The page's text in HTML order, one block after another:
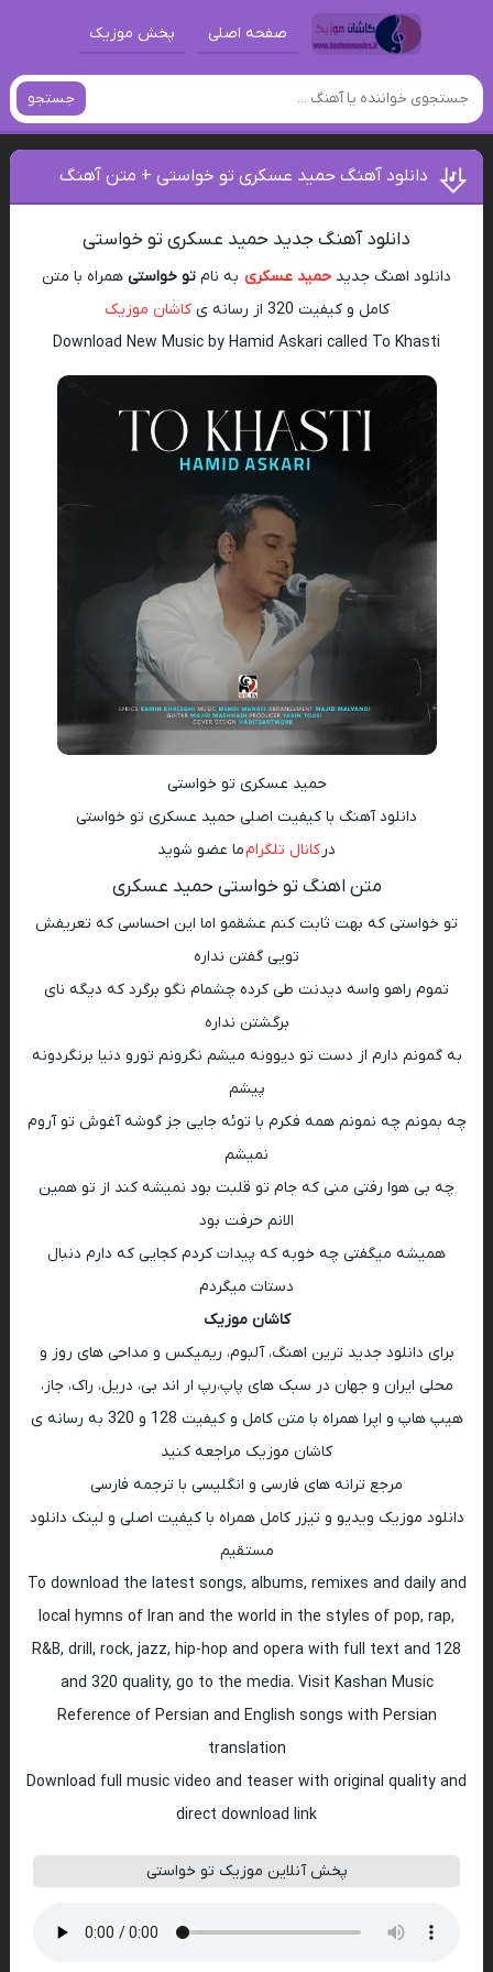
صفحه اصلی پخش موزیک
جستجو
دانلود آهنگ حمید عسکری تو خواستی + متن آهنگ
دانلود آهنگ جدید حمید عسکری تو خواستی
دانلود اهنگ جدید حمید عسکری به نام تو خواستی همراه با متن
کامل و کیفیت 320 از رسانه ی
کاشان موزیک
Download New Music by Hamid Askari called To Khasti
حمید عسکری تو خواستی
دانلود آهنگ با کیفیت اصلی حمید عسکری تو خواستی
در کانال تلگرامما عضو شوید
متن اهنگ تو خواستی حمید عسکری
تو خواستی که بهت ثابت کنم عشقمو اما این احساسی که تعریفش
تویی گفتن نداره
تموم راهو واسه دیدنت طی کرده چشمام نگو برگرد که دیگه نای
برگشتن نداره
به گمونم دارم از دست تو دیوونه میشم نگرونم تورو دنیا برنگردونه
پیشم
چه بمونم چه نمونم همه فکرم با توئه جایی جز گوشه آغوش تو آروم
نمیشم
چه بی هوا رفتی منی که جام تو قلبت بود نمیشه کند از تو همین
الانم حرفت بود
همیشه میگفتی چه خوبه که پیدات کردم کجایی که دارم دنبال
دستات میگردم
کاشان موزیک
برای دانلود جدید ترین اهنگ، آلبوم، ریمیکس و مداحی های روز و
محلی ایران و جهان در سبک های پاپ،رپ ار اند بی، دریل، راک، جاز،
هیپ هاپ و اپرا همراه با متن کامل و کیفیت 128 و 320 به رسانه ی
کاشان موزیک مراجعه کنید
مرجع ترانه های فارسی و انگلیسی با ترجمه فارسی
دانلود موزیک ویدیو و تیزر کامل همراه با کیفیت اصلی و لینک دانلود
مستقیم
To download the latest songs, albums, remixes and daily and
local hymns of Iran and the world in the styles of pop, rap,
R&B, drill, rock, jazz, hip-hop and opera with full text and 128
and 320 quality, go to the media. Visit Kashan Music
Reference of Persian and English songs with Persian
translation
Download full music video and teaser with original quality and
direct download link
پخش آنلاین موزیک تو خواستی